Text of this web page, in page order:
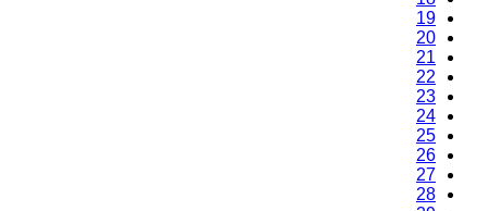
19
20
21
22
23
24
25
26
27
28